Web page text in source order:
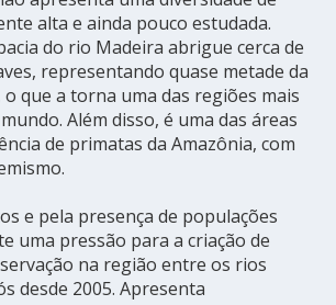
alta e ainda pouco estudada.
do rio Madeira abrigue cerca de
representando quase metade da
que a torna uma das regiões mais
Além disso, é uma das áreas
de primatas da Amazônia, com
e pela presença de populações
uma pressão para a criação de
na região entre os rios
desde 2005. Apresenta